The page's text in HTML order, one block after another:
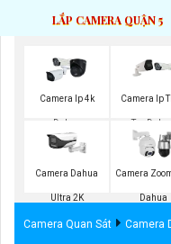
LẮP CAMERA QUẬN 5
Camera Ip 4k
Dahua
Camera Ip
Trụ Dahua
Camera Dahua
Ultra 2K
Camera
Dahua
Camera Quan Sát Camera